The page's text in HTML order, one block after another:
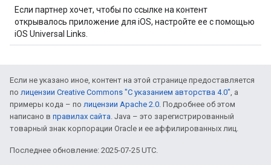
Если партнер хочет, чтобы по ссылке на контент
открывалось приложение для iOS, настройте ее с помощью
iOS Universal Links.
Если не указано иное, контент на этой странице предоставляется
по лицензии Creative Commons "С указанием авторства 4.0", а
примеры кода – по лицензии Apache 2.0. Подробнее об этом
написано в правилах сайта. Java – это зарегистрированный
товарный знак корпорации Oracle и ее аффилированных лиц.
Последнее обновление: 2025-07-25 UTC.